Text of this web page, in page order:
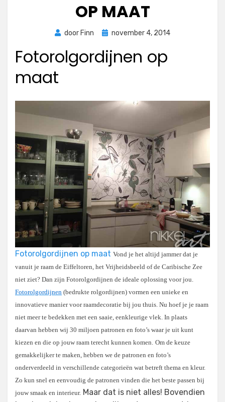
OP MAAT
door Finn
Geplaatst
november 4, 2014
Fotorolgordijnen op
maat
Fotorolgordijnen op maat Vond je het altijd jammer dat je
vanuit je raam de Eiffeltoren, het Vrijheidsbeeld of de Caribische Zee
niet ziet? Dan zijn Fotorolgordijnen de ideale oplossing voor jou.
Fotorolgordijnen (bedrukte rolgordijnen) vormen een unieke en
innovatieve manier voor raamdecoratie bij jou thuis. Nu hoef je je raam
niet meer te bedekken met een saaie, eenkleurige vlek. In plaats
daarvan hebben wij 30 miljoen patronen en foto’s waar je uit kunt
kiezen en die op jouw raam terecht kunnen komen. Om de keuze
gemakkelijker te maken, hebben we de patronen en foto’s
onderverdeeld in verschillende categorieën wat betreft thema en kleur.
Zo kun snel en eenvoudig de patronen vinden die het beste passen bij
jouw smaak en interieur. Maar dat is niet alles! Bovendien